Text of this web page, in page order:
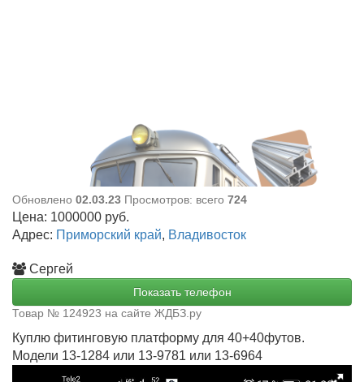
Обновлено 02.03.23 Просмотров: всего 724
Цена: 1000000 руб.
Адрес: Приморский край, Владивосток
Сергей
Показать телефон
Товар № 124923 на сайте ЖДБЗ.ру
Куплю фитинговую платформу для 40+40футов.
Модели 13-1284 или 13-9781 или 13-6964